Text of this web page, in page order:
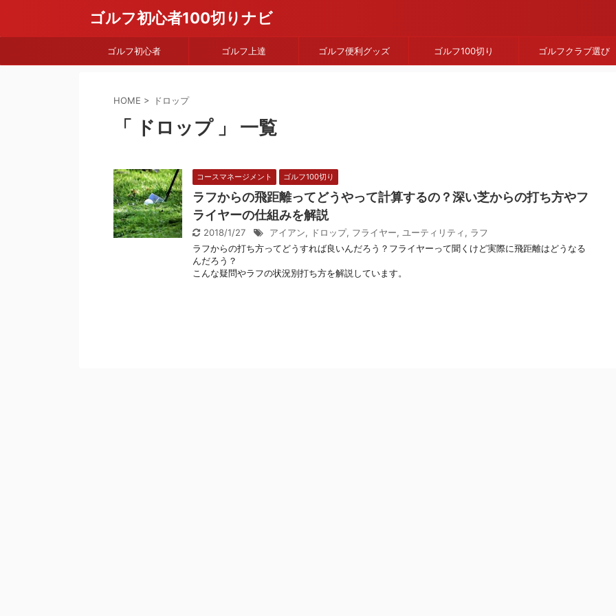
ゴルフ初心者100切りナビ
ゴルフ初心者 ゴルフ上達 ゴルフ便利グッズ ゴルフ100切り ゴルフクラブ選び
HOME > ドロップ
「 ドロップ 」 一覧
コースマネージメント ゴルフ100切り
ラフからの飛距離ってどうやって計算するの？深い芝からの打ち方やフ
ライヤーの仕組みを解説
2018/1/27 アイアン, ドロップ, フライヤー, ユーティリティ, ラフ
ラフからの打ち方ってどうすれば良いんだろう？フライヤーって聞くけど実際に飛距離はどうなる
んだろう？
こんな疑問やラフの状況別打ち方を解説しています。